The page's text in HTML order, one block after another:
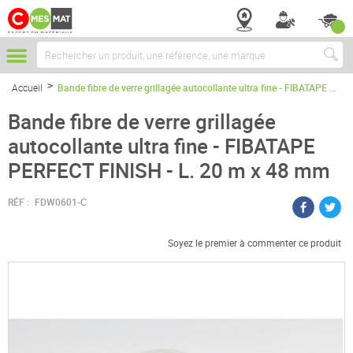
Chercher
Accueil Bande fibre de verre grillagée autocollante ultra fine - FIBATAPE PERFECT FINISH - L. 20 m x 48 mm
Bande fibre de verre grillagée
autocollante ultra fine - FIBATAPE
PERFECT FINISH - L. 20 m x 48 mm
RÉF : FDW0601-C
Soyez le premier à commenter ce produit
Passer